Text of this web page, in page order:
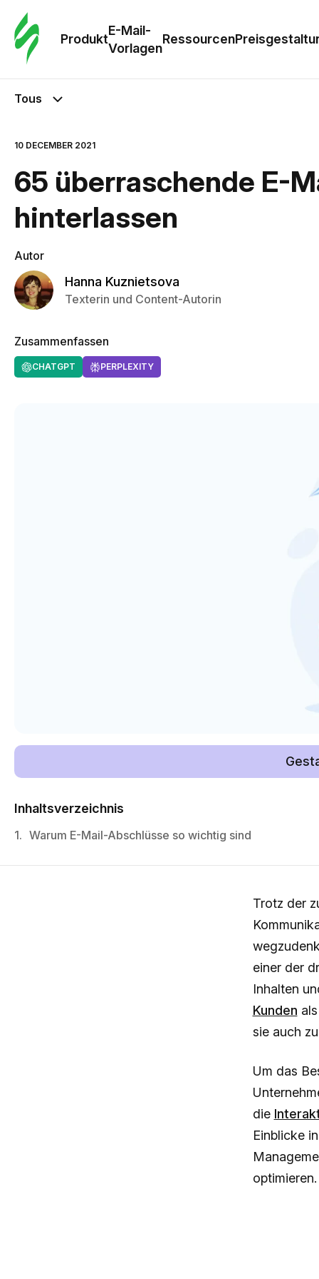
Produkt
E-Mail-
Vorlagen
Ressourcen
Tous
10 DECEMBER 2021
65 überraschende E-
hinterlassen
Autor
Hanna Kuznietsova
Texterin und Content-Autorin
Zusammenfassen
CHATGPT PERPLEXITY
Inhaltsverzeichnis
1. Warum E-Mail-Abschlüsse so wichtig sind
Trotz der
einer der
Inhalten
Kunden
sie auch
Um das
die
Einblicke
optimieren.